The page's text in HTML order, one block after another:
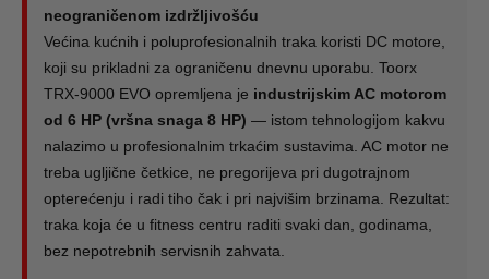
neograničenom izdržljivošću
Većina kućnih i poluprofesionalnih traka koristi DC motore,
koji su prikladni za ograničenu dnevnu uporabu. Toorx
TRX-9000 EVO opremljena je industrijskim AC motorom
od 6 HP (vršna snaga 8 HP) — istom tehnologijom kakvu
nalazimo u profesionalnim trkaćim sustavima. AC motor ne
treba ugljične četkice, ne pregorijeva pri dugotrajnom
opterećenju i radi tiho čak i pri najvišim brzinama. Rezultat:
traka koja će u fitness centru raditi svaki dan, godinama,
bez nepotrebnih servisnih zahvata.